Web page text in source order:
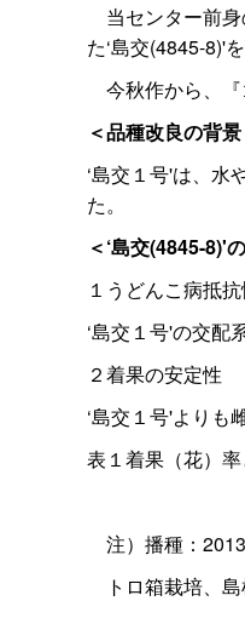
当センター前身
た‘島交(4845-8)'
今秋作から、『
＜品種改良の背景
‘島交１号'は、水
た。
＜‘島交(4845-8)'
１うどんこ病抵
‘島交１号'の交配
２着果の安定性
‘島交１号'よりも
表１着果（花）
注）播種：
トロ箱栽培、